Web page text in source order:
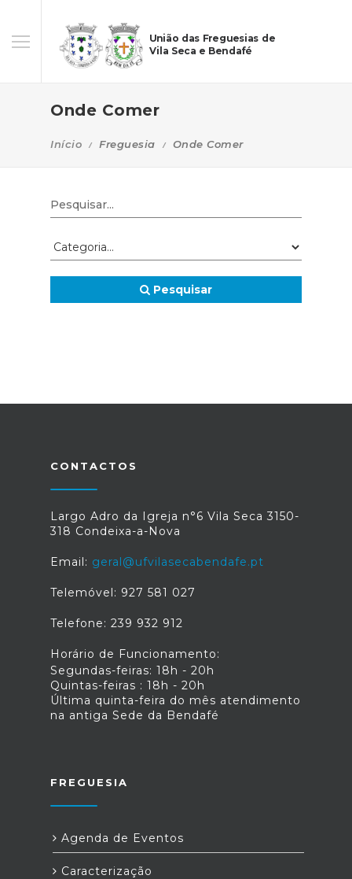
União das Freguesias de
Vila Seca e Bendafé
Onde Comer
Início Freguesia Onde Comer
Pesquisar
CONTACTOS
Largo Adro da Igreja n°6 Vila Seca 3150-
318 Condeixa-a-Nova
Email: geral@ufvilasecabendafe.pt
Telemóvel: 927 581 027
Telefone: 239 932 912
Horário de Funcionamento:
Segundas-feiras: 18h - 20h
Quintas-feiras : 18h - 20h
Última quinta-feira do mês atendimento
na antiga Sede da Bendafé
FREGUESIA
Agenda de Eventos
Caracterização